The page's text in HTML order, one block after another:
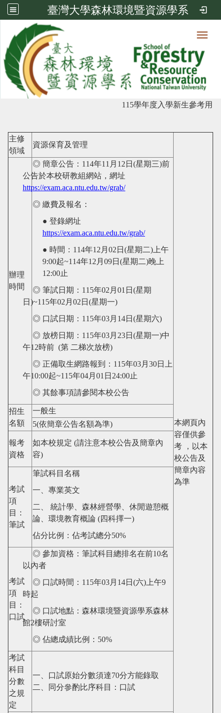
臺灣大學森林環境暨資源學系
瀏覽人次: 12598
碩士班-考試入學（丁組）
115學年度入學新生參考用
主修
領域
資源保育及管理
本網頁內
容僅供參
考 ，以本
校公告及
簡章內容
為準
辦理
時間
◎ 簡章公告： 114年11 月 12 日 (星期三)前
公告於本校研教組網站，網址
https://exam.aca.ntu.edu.tw/grab/
◎ 繳費及報名：
● 登錄網址
https://exam.aca.ntu.edu.tw/grab/
● 時間： 114年12 月 02 日 (星期 二) 上午
9:00起~114年12 月 09日 (星期二)晚上
12:00止
◎ 筆試日期： 115年02 月 01 日 (星期
日 )~115年02 月 02 日 (星期一)
◎ 口試日期： 115年03月 14日 (星期六)
◎ 放榜日期： 115年03月 23日 (星期一)中
午12時前 (第 二梯次放榜)
◎ 正備取生網路報到： 115年03月 30日上
午10:00起~115年04月 01 日 24:00止
◎ 其餘事項請參閱本校公告
招生
名額
一般生
5(依簡章公告名額為準)
報考
資格
如本校規定 (請注意本校公告及簡章內
容)
考試
項
目：
筆試
筆試科目名稱
一、專業英文
二、 統計學、森林經營學、休閒遊憩概
論、環境教育概論 (四科擇一)
佔分比例：佔考試總分50%
考試
項
目：
口試
◎ 參加資格：筆試科目總排名在前10名
以內者
◎ 口試時間：115年03月14日(六)上午9
時起
◎ 口試地點：森林環境暨資源學系森林
館2樓研討室
◎ 佔總成績比例：50%
考試
科目
分數
之規
定
一、口試原始分數須達70分方能錄取
二、同分參酌比序科目 ：口試